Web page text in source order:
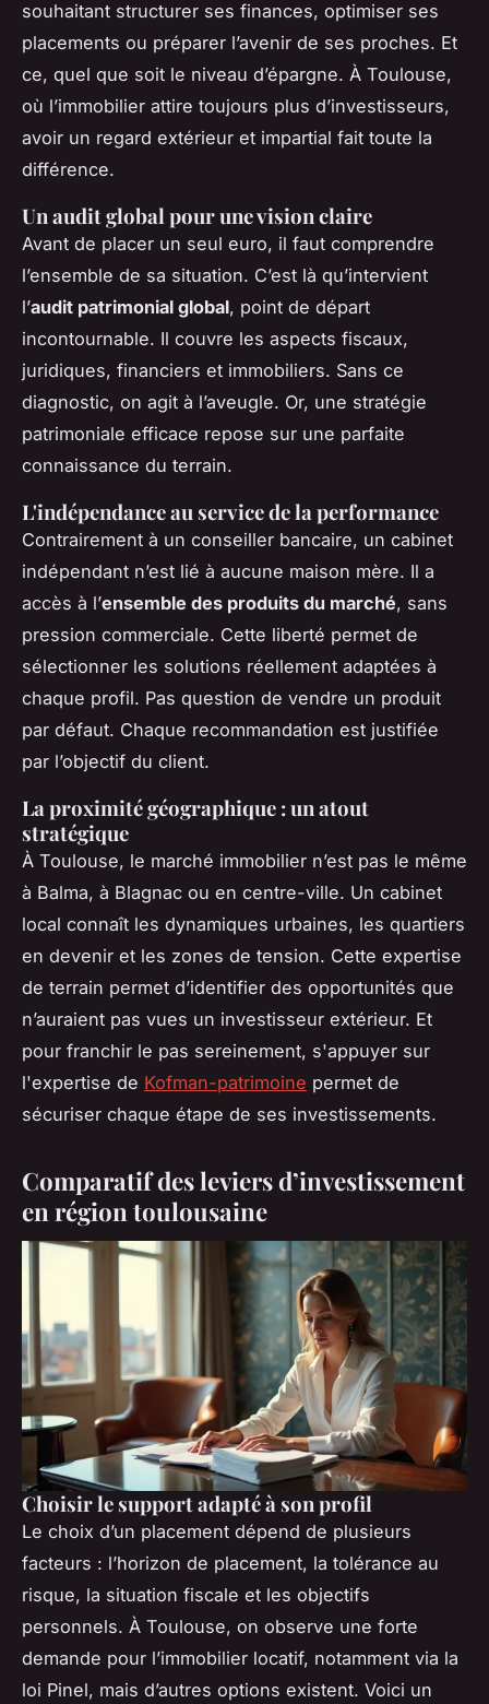
souhaitant structurer ses finances, optimiser ses
placements ou préparer l’avenir de ses proches. Et
ce, quel que soit le niveau d’épargne. À Toulouse,
où l’immobilier attire toujours plus d’investisseurs,
avoir un regard extérieur et impartial fait toute la
différence.
Un audit global pour une vision claire
Avant de placer un seul euro, il faut comprendre
l’ensemble de sa situation. C’est là qu’intervient
l’audit patrimonial global, point de départ
incontournable. Il couvre les aspects fiscaux,
juridiques, financiers et immobiliers. Sans ce
diagnostic, on agit à l’aveugle. Or, une stratégie
patrimoniale efficace repose sur une parfaite
connaissance du terrain.
L'indépendance au service de la performance
Contrairement à un conseiller bancaire, un cabinet
indépendant n’est lié à aucune maison mère. Il a
accès à l’ensemble des produits du marché, sans
pression commerciale. Cette liberté permet de
sélectionner les solutions réellement adaptées à
chaque profil. Pas question de vendre un produit
par défaut. Chaque recommandation est justifiée
par l’objectif du client.
La proximité géographique : un atout
stratégique
À Toulouse, le marché immobilier n’est pas le même
à Balma, à Blagnac ou en centre-ville. Un cabinet
local connaît les dynamiques urbaines, les quartiers
en devenir et les zones de tension. Cette expertise
de terrain permet d’identifier des opportunités que
n’auraient pas vues un investisseur extérieur. Et
pour franchir le pas sereinement, s'appuyer sur
l'expertise de Kofman-patrimoine permet de
sécuriser chaque étape de ses investissements.
Comparatif des leviers d’investissement
en région toulousaine
Choisir le support adapté à son profil
Le choix d’un placement dépend de plusieurs
facteurs : l’horizon de placement, la tolérance au
risque, la situation fiscale et les objectifs
personnels. À Toulouse, on observe une forte
demande pour l’immobilier locatif, notamment via la
loi Pinel, mais d’autres options existent. Voici un